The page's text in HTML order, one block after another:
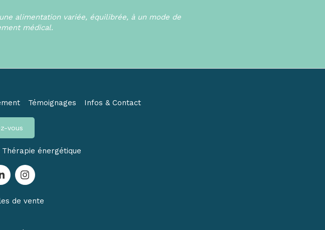
alimentation variée, équilibrée, à un mode de
médical.
Témoignages Infos & Contact
vous
énergétique
de vente